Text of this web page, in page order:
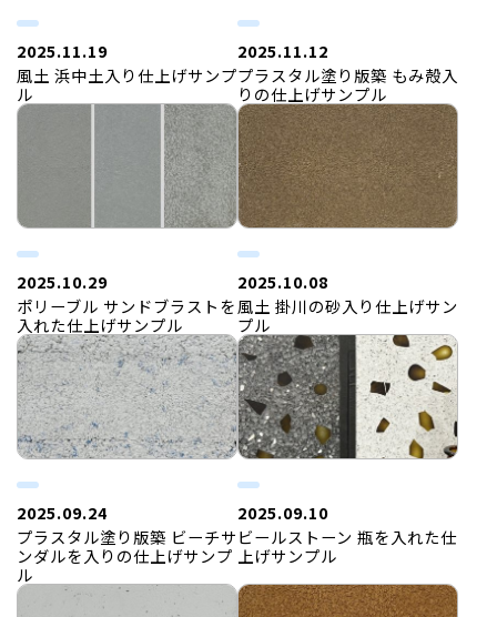
2025.11.19
風土 浜中土入り仕上げサンプ
ル
2025.11.12
プラスタル塗り版築 もみ殻入
りの仕上げサンプル
2025.10.29
ポリーブル サンドブラストを
入れた仕上げサンプル
2025.10.08
風土 掛川の砂入り仕上げサン
プル
2025.09.24
プラスタル塗り版築 ビーチサ
ンダルを入りの仕上げサンプ
ル
2025.09.10
ビールストーン 瓶を入れた仕
上げサンプル